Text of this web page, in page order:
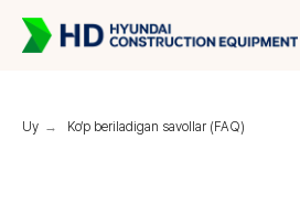
Uy → Ko‘p beriladigan savollar (FAQ)